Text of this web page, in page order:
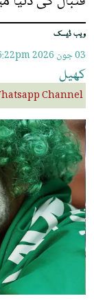
ویب ڈیسک
03 جون 2026
کھیل
Channel